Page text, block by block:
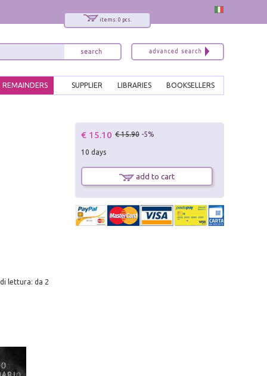
items: 0 pcs.
BOOKSELLERS
LIBRARIES
SUPPLIER
REMAINDERS
lettura: da 2
€ 15.10 € 15.90 -5%
10 days
add to cart